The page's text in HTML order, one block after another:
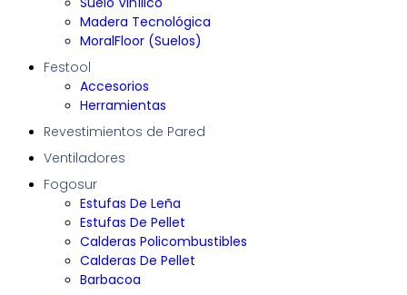
Madera Tecnológica
MoralFloor (Suelos)
Festool
Accesorios
Herramientas
Revestimientos de Pared
Ventiladores
Fogosur
Estufas De Leña
Estufas De Pellet
Calderas Policombustibles
Calderas De Pellet
Barbacoa